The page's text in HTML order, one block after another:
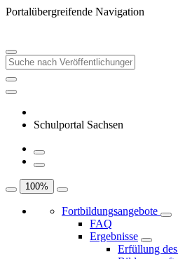
Portalübergreifende Navigation
Schulportal Sachsen
100%
Fortbildungsangebote
FAQ
Ergebnisse
Erfüllung